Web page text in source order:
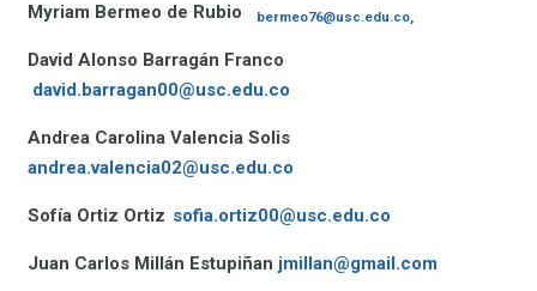
Myriam Bermeo de Rubio bermeo76@usc.edu.co,
David Alonso Barragán Franco
david.barragan00@usc.edu.co
Andrea Carolina Valencia Solis
andrea.valencia02@usc.edu.co
Sofía Ortiz Ortiz sofia.ortiz00@usc.edu.co
Juan Carlos Millán Estupiñan jmillan@gmail.com